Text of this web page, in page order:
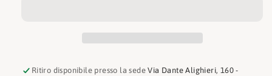
Ritiro disponibile presso la sedeVia Dante Alighieri, 160 -